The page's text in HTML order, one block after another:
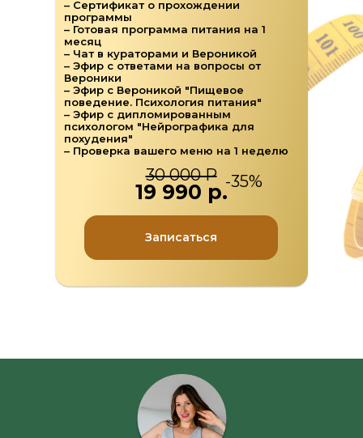
– Сертификат о прохождении
программы
– Готовая программа питания на 1
месяц
– Чат в кураторами и Вероникой
– Эфир с ответами на вопросы от
Вероники
– Эфир с Вероникой "Пищевое
поведение. Психология питания"
– Эфир с дипломированным
психологом "Нейрографика для
похудения"
– Проверка вашего меню на 1 неделю
19 990 р.
30 000 Р -35%
Записаться